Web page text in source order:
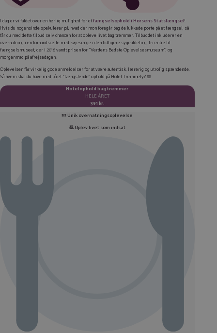
LINKEDIN
TWITTER
I dag er vi faldet over en herlig mulighed for etfængselsophold i Horsens Statsfængsel!
Hvis du nogensinde spekulerer på, hvad der mon foregår bag de lukkede porte på et fængsel, så
får du med dette tilbud selv chancen for at opleve livet bag tremmer. Tilbuddet inkluderer en
overnatning i en tomandscelle med køjesenge i den tidligere sygeafdeling, fri entré til
fængselsmuseet, der i 2016 vandt prisen for “Verdens Bedste Oplevelsesmuseum”, og
morgenmad på afrejsedagen.
Oplevelsen får virkelig gode anmeldelser for at være autentisk, lærerig og utrolig spændende.
Så hvem skal du have med på et “fængslende” ophold på Hotel Tremmely? ⚖
Hotelophold bag tremmer
HELE ÅRET
391 kr.
💤Unik overnatningsoplevelse
🙇 Oplev livet som indsat